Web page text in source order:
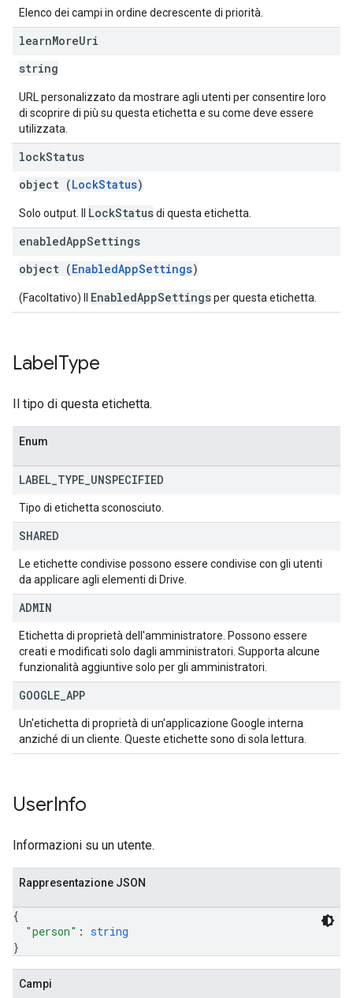
Elenco dei campi in ordine decrescente di priorità.
learnMoreUri
string
URL personalizzato da mostrare agli utenti per consentire loro
di scoprire di più su questa etichetta e su come deve essere
utilizzata.
lockStatus
object (LockStatus)
Solo output. Il LockStatusdi questa etichetta.
enabledAppSettings
object (EnabledAppSettings)
(Facoltativo) Il EnabledAppSettingsper questa etichetta.
LabelType
Il tipo di questa etichetta.
Enum
LABEL TYPE UNSPECIFIED
Tipo di etichetta sconosciuto.
SHARED
Le etichette condivise possono essere condivise con gli utenti
da applicare agli elementi di Drive.
ADMIN
Etichetta di proprietà dell'amministratore. Possono essere
creati e modificati solo dagli amministratori. Supporta alcune
funzionalità aggiuntive solo per gli amministratori.
GOOGLE APP
Un'etichetta di proprietà di un'applicazione Google interna
anziché di un cliente. Queste etichette sono di sola lettura.
UserInfo
Informazioni su un utente.
Rappresentazione JSON
{
"person" : string
}
Campi